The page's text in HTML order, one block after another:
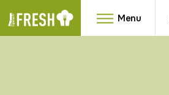
Menu